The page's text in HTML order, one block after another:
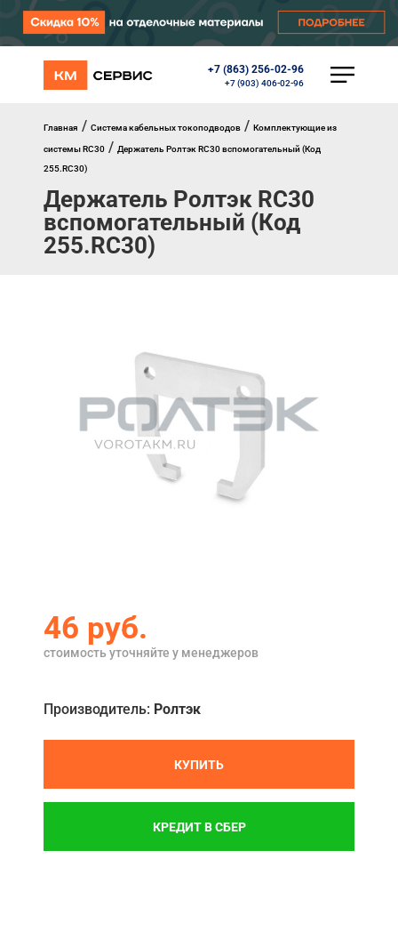
+7 (863) 256-02-96
+7 (903) 406-02-96
КАТАЛОГ
Перегрузочное оборудование
Уличные калитки
Шлагбаумы
Противопожарные ворота
Противопожарные шторы
Внешняя солнцезащита
Где купить
Контакты
Главная / Система кабельных токоподводов / Комплектующие из
системы RC30 / Держатель Ролтэк RC30 вспомогательный (Код
255.RC30)
Держатель Ролтэк RC30
вспомогательный (Код
255.RC30)
46 руб.
стоимость уточняйте у менеджеров
Производитель: Ролтэк
КУПИТЬ
КРЕДИТ В СБЕР